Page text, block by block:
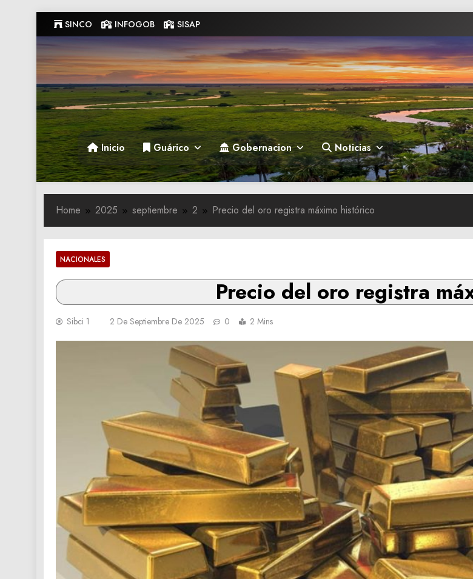
to
content
SINCO INFOGOB SISAP
Gobernacion de Guarico
Gobernacion de Guarico
Inicio Guárico Gobernacion Noticias
Home 2025 septiembre 2 Precio del oro registra máximo histórico
NACIONALES
Precio del oro registra
Sibci 1 2 De Septiembre De 2025 0 2 Mins